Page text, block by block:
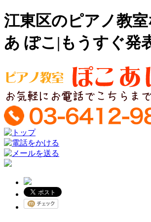
江東区のピアノ教
あ ぽこ|もうすぐ発